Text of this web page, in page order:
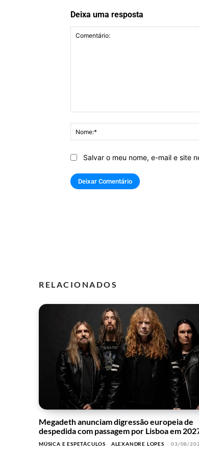
Deixa uma resposta
Salvar o meu nome, e-mail e site
RELACIONADOS
Megadeth anunciam digressão europeia de
despedida com passagem por Lisboa em
MÚSICA E ESPETÁCULOS ALEXANDRE LOPES - 03/08/